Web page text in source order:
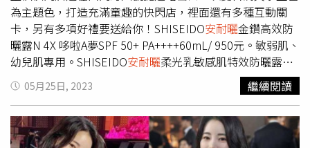
買就好！SOGO台北店這次加碼，針對夏日需要的美白防曬
加碼回饋，除了滿5000元送300元電子抵用券外，只要在活
動期間6/25-7/7，持快樂購卡於指定化妝品專櫃購買防曬/
美白商品，單櫃單筆滿1,000元(含)以上，就可持卡及銷貨
明細及贈點券兌換「快樂購卡點數100點」壹份 (每卡/每日
上限兌換100點壹次，恕不累贈)。算一算真的把機票錢省
下，在台灣便宜又有累贈，再加上還有指定銀行大巨蛋朝美
食公園的200元電子折價劵等加碼優惠，真的更划算！(右
上)SOGO復興館7月1日新品登場：LANCÔME超輕盈防護亮
為主題色，打造充滿童趣的快閃店，裡面還有多種互動關
卡，另有多項好禮要送給你！SHISEIDO安耐曬金鑽高效防
曬露N 4X 哆啦A夢SPF 50+ PA++++60mL/ 950元。敏弱肌、
幼兒肌專用。SHISEIDO安耐曬柔光乳敏感肌特效防曬露N
哆啦美SPF50+ PA++++60ml/950元。（圖／品牌提供、黃
筱婷攝）快閃店裡頭有互動裝置的趣味體驗，加上有試擦體
驗和UV防曬B/A實測，另外要注意喔！只要到屈臣氏西門店
消費滿$1,000，就享獨家超可愛哆啦A夢限量托特袋，最後
記得出示購買證明，還可再享扭蛋機抽獎乙次，最大獎有機
05月25日, 2023 繼續閱讀